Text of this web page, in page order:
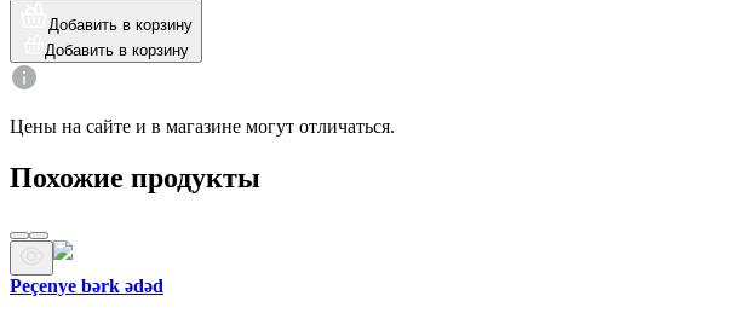
Добавить в корзину
Добавить в корзину
Цены на сайте и в магазине могут отличаться.
Похожие продукты
Peçenye bərk ədəd